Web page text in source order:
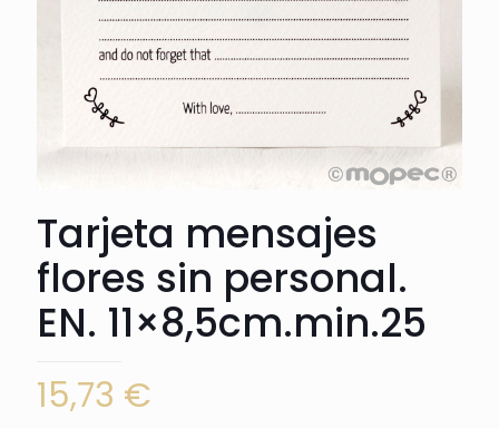
Tarjeta mensajes
flores sin personal.
EN. 11×8,5cm.min.25
15,73 €